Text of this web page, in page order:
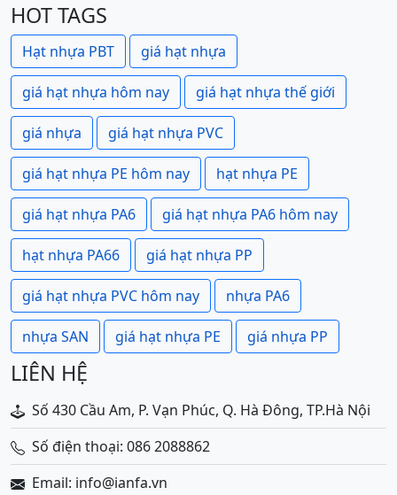
HOT TAGS
Hạt nhựa PBT giá hạt nhựa
giá hạt nhựa hôm nay giá hạt nhựa thế giới
giá nhựa giá hạt nhựa PVC
giá hạt nhựa PE hôm nay hạt nhựa PE
giá hạt nhựa PA6 giá hạt nhựa PA6 hôm nay
hạt nhựa PA66 giá hạt nhựa PP
giá hạt nhựa PVC hôm nay nhựa PA6
nhựa SAN giá hạt nhựa PE giá nhựa PP
LIÊN HỆ
Số 430 Cầu Am, P. Vạn Phúc, Q. Hà Đông, TP.Hà Nội
Số điện thoại: 086 2088862
Email: info@ianfa.vn